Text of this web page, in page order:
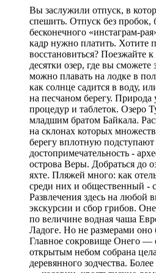
Вы заслужили отпуск, в
спешить. Отпуск без пробок,
бесконечного «инстаграм-
кадр нужно платить. Хотите
восстановиться? Поезжайте
десятки озер, где вы сможете
можно плавать на лодке в
как солнце садится в воду,
на песчаном берегу. Природа
процедур и таблеток. Озеро
младшим братом Байкала.
на склонах которых
берегу вплотную
достопримечательность -
острова Веры. Добраться до
яхте. Пляжей много: как
среди них и общественный -
Развлечения здесь на любой
экскурсии и сбор грибов.
по величине водная чаша
Ладоге. Но не размерами оно
Главное сокровище Онего —
открытым небом собрана
деревянного зодчества.